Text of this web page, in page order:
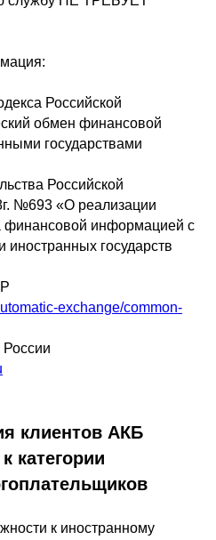
Российской
обмен финансовой
государствами
Российской
№693 «О реализации
финансовой информацией с
государств
exchange/common-
клиентов АКБ
к иностранному